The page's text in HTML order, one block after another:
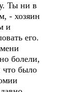
Ты ни в
- хозяин
и
его.
болели,
что было